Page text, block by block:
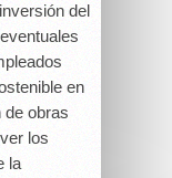
del
en
de obras
los
la